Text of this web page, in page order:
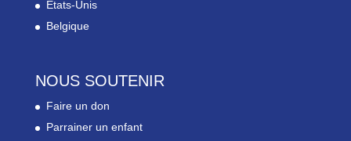
Etats-Unis
Belgique
NOUS SOUTENIR
Faire un don
Parrainer un enfant